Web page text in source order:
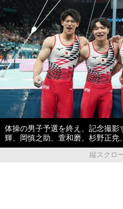
体操の男子予選を終え、記念撮影
輝、岡慎之助、萱和磨、杉野正
縦スクロ